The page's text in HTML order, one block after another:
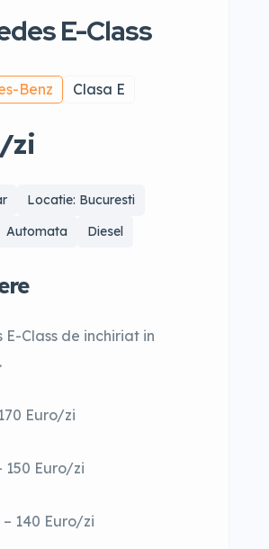
E-Class
Benz Clasa E
zi
Locatie: Bucuresti
Automata Diesel
E-Class de inchiriat in
Euro/zi
150 Euro/zi
– 140 Euro/zi